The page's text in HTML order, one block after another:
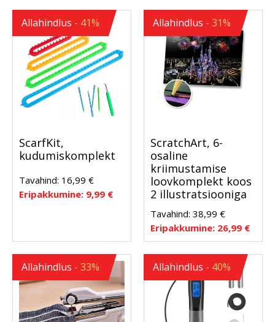
Allahindlus - 41%
ScarfKit,
kudumiskomplekt
Tavahind: 16,99 €
Eripakkumine: 9,99 €
Allahindlus - 31%
ScratchArt, 6-
osaline
kriimustamise
loovkomplekt koos
2 illustratsiooniga
Tavahind: 38,99 €
Eripakkumine: 26,99 €
Allahindlus - 33% Allahindlus - 40%